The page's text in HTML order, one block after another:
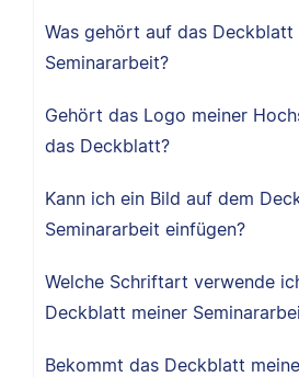
Was gehört auf das Deckblatt
Seminararbeit?
Gehört das Logo meiner
das Deckblatt?
Kann ich ein Bild auf dem
Seminararbeit einfügen?
Welche Schriftart verwende
Deckblatt meiner
Bekommt das Deckblatt